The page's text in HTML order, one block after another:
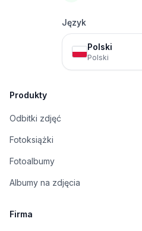
Język
Polski
Polski
Produkty
Odbitki zdjęć
Fotoksiążki
Fotoalbumy
Albumy na zdjęcia
Firma